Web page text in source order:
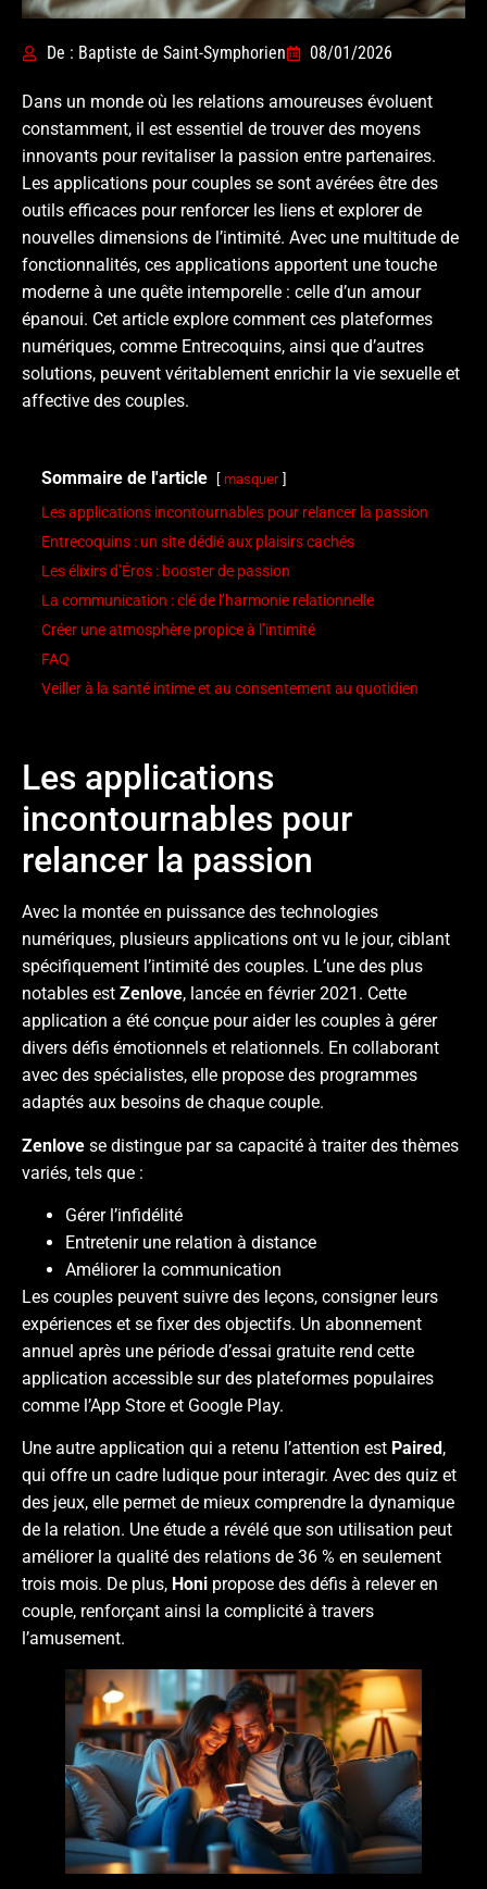
De : Baptiste de Saint-Symphorien 08/01/2026
Dans un monde où les relations amoureuses évoluent
constamment, il est essentiel de trouver des moyens
innovants pour revitaliser la passion entre partenaires.
Les applications pour couples se sont avérées être des
outils efficaces pour renforcer les liens et explorer de
nouvelles dimensions de l’intimité. Avec une multitude de
fonctionnalités, ces applications apportent une touche
moderne à une quête intemporelle : celle d’un amour
épanoui. Cet article explore comment ces plateformes
numériques, comme Entrecoquins, ainsi que d’autres
solutions, peuvent véritablement enrichir la vie sexuelle et
affective des couples.
Sommaire de l'article masquer
Les applications incontournables pour relancer la passion
Entrecoquins : un site dédié aux plaisirs cachés
Les élixirs d’Éros : booster de passion
La communication : clé de l’harmonie relationnelle
Créer une atmosphère propice à l’intimité
FAQ
Veiller à la santé intime et au consentement au quotidien
Les applications
incontournables pour
relancer la passion
Avec la montée en puissance des technologies
numériques, plusieurs applications ont vu le jour, ciblant
spécifiquement l’intimité des couples. L’une des plus
notables est Zenlove, lancée en février 2021. Cette
application a été conçue pour aider les couples à gérer
divers défis émotionnels et relationnels. En collaborant
avec des spécialistes, elle propose des programmes
adaptés aux besoins de chaque couple.
Zenlove se distingue par sa capacité à traiter des thèmes
variés, tels que :
Gérer l’infidélité
Entretenir une relation à distance
Améliorer la communication
Les couples peuvent suivre des leçons, consigner leurs
expériences et se fixer des objectifs. Un abonnement
annuel après une période d’essai gratuite rend cette
application accessible sur des plateformes populaires
comme l’App Store et Google Play.
Une autre application qui a retenu l’attention est Paired ,
qui offre un cadre ludique pour interagir. Avec des quiz et
des jeux, elle permet de mieux comprendre la dynamique
de la relation. Une étude a révélé que son utilisation peut
améliorer la qualité des relations de 36 % en seulement
trois mois. De plus, Honi propose des défis à relever en
couple, renforçant ainsi la complicité à travers
l’amusement.